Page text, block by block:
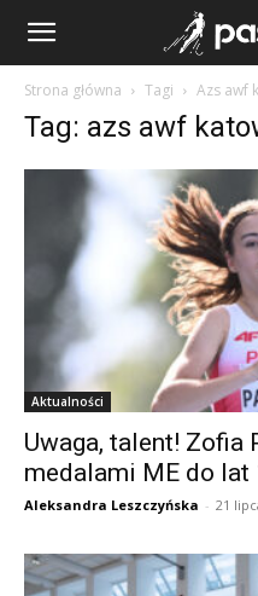
Strona główna Tagi Azs awf
Tag: azs awf
Aktualności
Uwaga, talent! Zofia
medalami ME do lat
Aleksandra Leszczyńska - 21